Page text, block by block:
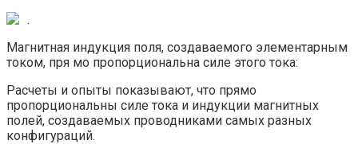
.
Магнитная индукция поля, создаваемого элементарным
током, пря мо пропорциональна силе этого тока:
Расчеты и опыты показывают, что прямо
пропорциональны силе тока и индукции магнитных
полей, создаваемых проводниками самых разных
конфигураций.